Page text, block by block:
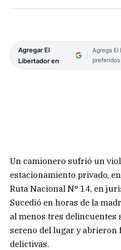
Agregar El
Libertador en
Agrega El
Un camionero sufrió un
estacionamiento privado,
Ruta Nacional N° 14, en
Sucedió en horas de la
al menos tres
sereno del lugar y abrieron
delictivas.